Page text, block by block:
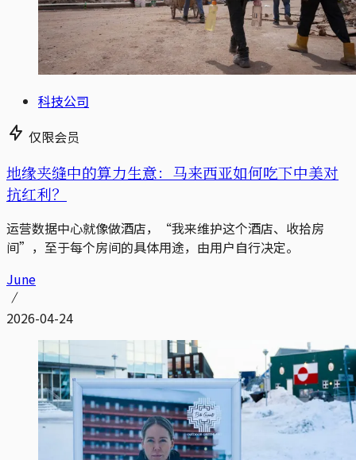
科技公司
仅限会员
地缘夹缝中的算力生意：马来西亚如何吃下中美对
抗红利？
运营数据中心就像做酒店，“我来维护这个酒店、收拾房
间”，至于每个房间的具体用途，由用户自行决定。
June
2026-04-24